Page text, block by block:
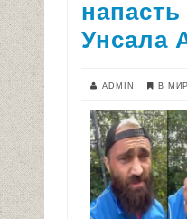
Унсала
ADMIN В